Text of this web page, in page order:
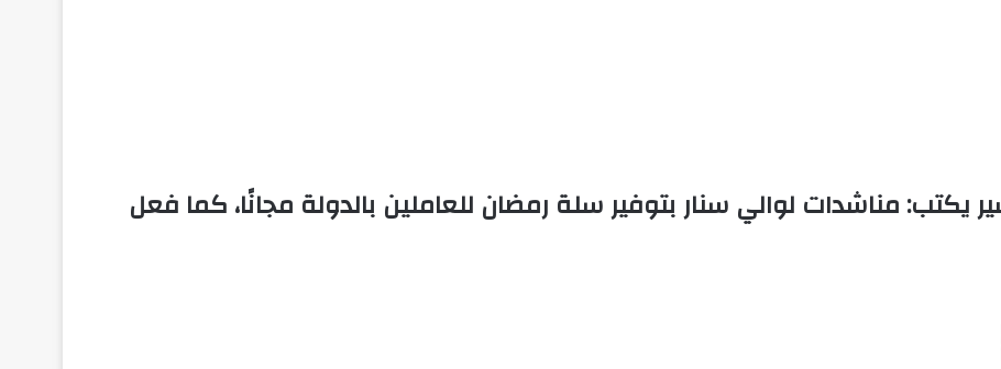
مناشدات لوالي سنار بتوفير سلة رمضان للعاملين بالدولة مجانًا، كما فعل